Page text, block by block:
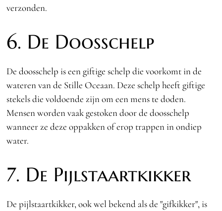
verzonden.
6. De Doosschelp
De doosschelp is een giftige schelp die voorkomt in de
wateren van de Stille Oceaan. Deze schelp heeft giftige
stekels die voldoende zijn om een mens te doden.
Mensen worden vaak gestoken door de doosschelp
wanneer ze deze oppakken of erop trappen in ondiep
water.
7. De Pijlstaartkikker
De pijlstaartkikker, ook wel bekend als de "gifkikker", is